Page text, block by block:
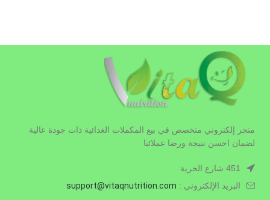
زيت السمك النقي.
متجر إلكتروني متخصص في بيع المكملات الغدائية ذات جودة عالية
لضمان احسن نتيجة ورضا عملائنا
451 شارع الحرية
البريد الإلكتروني :
support@vitaqnutrition.com